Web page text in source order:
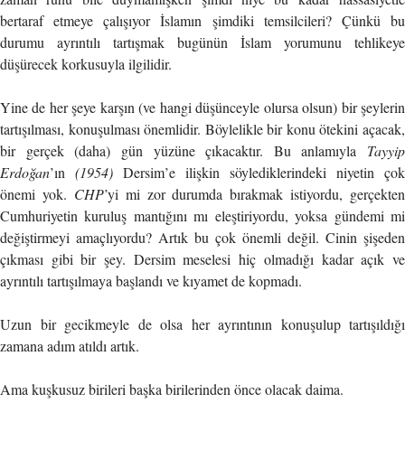
bertaraf etmeye çalışıyor İslamın şimdiki temsilcileri? Çünkü bu
durumu ayrıntılı tartışmak bugünün İslam yorumunu tehlikeye
düşürecek korkusuyla ilgilidir.
Yine de her şeye karşın (ve hangi düşünceyle olursa olsun) bir şeylerin
tartışılması, konuşulması önemlidir. Böylelikle bir konu ötekini açacak,
bir gerçek (daha) gün yüzüne çıkacaktır. Bu anlamıyla Tayyip
Erdoğan’ın (1954) Dersim’e ilişkin söylediklerindeki niyetin çok
önemi yok. CHP’yi mi zor durumda bırakmak istiyordu, gerçekten
Cumhuriyetin kuruluş mantığını mı eleştiriyordu, yoksa gündemi mi
değiştirmeyi amaçlıyordu? Artık bu çok önemli değil. Cinin şişeden
çıkması gibi bir şey. Dersim meselesi hiç olmadığı kadar açık ve
ayrıntılı tartışılmaya başlandı ve kıyamet de kopmadı.
Uzun bir gecikmeyle de olsa her ayrıntının konuşulup tartışıldığı
zamana adım atıldı artık.
Ama kuşkusuz birileri başka birilerinden önce olacak daima.